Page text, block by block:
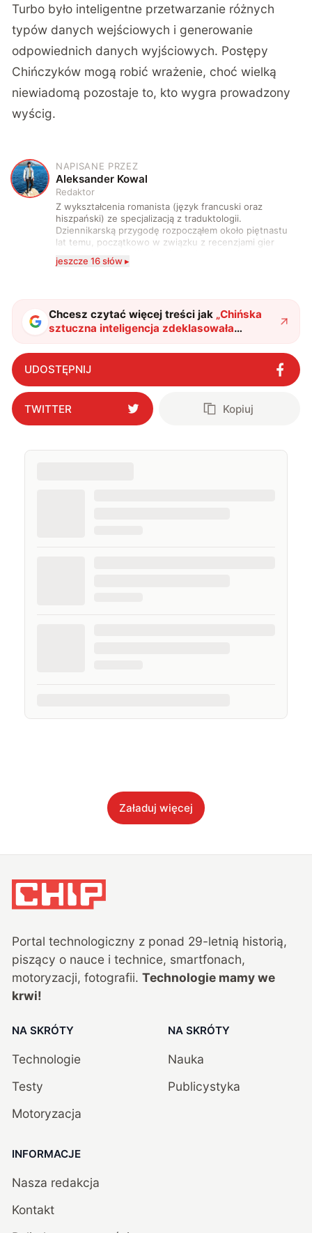
Turbo było inteligentne przetwarzanie różnych
typów danych wejściowych i generowanie
odpowiednich danych wyjściowych. Postępy
Chińczyków mogą robić wrażenie, choć wielką
niewiadomą pozostaje to, kto wygra prowadzony
wyścig.
A
NAPISANE PRZEZ
Aleksander Kowal
Redaktor
Z wykształcenia romanista (język francuski oraz
hiszpański) ze specjalizacją z traduktologii.
Dziennikarską przygodę rozpocząłem około piętnastu
lat temu, początkowo w związku z recenzjami gier
zdecydowanie częściej na tematy związane z nauką
także uprawiać oraz oglądać sport.
jeszcze 16 słów ▸
Chcesz czytać więcej treści jak „Chińska
sztuczna inteligencja zdeklasowała
konkurencję. Oto aspekty, którymi się
wyróżnia"?
UDOSTĘPNIJ
TWITTER Kopiuj
Załaduj więcej
Portal technologiczny z ponad 29-letnią historią,
piszący o nauce i technice, smartfonach,
motoryzacji, fotografii. Technologie mamy we
krwi!
NA SKRÓTY
Technologie
Testy
Motoryzacja
NA SKRÓTY
Nauka
Publicystyka
INFORMACJE
Nasza redakcja
Kontakt